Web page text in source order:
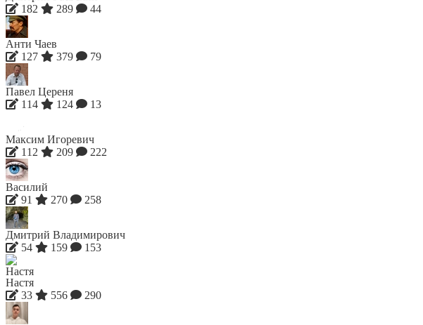
182
289 44
Анти Чаев
127
379 79
Павел Цереня
114
124 13
Максим Игоревич
112
209 222
Василий
91
270 258
Дмитрий Владимирович
54
159 153
Настя
33
556 290